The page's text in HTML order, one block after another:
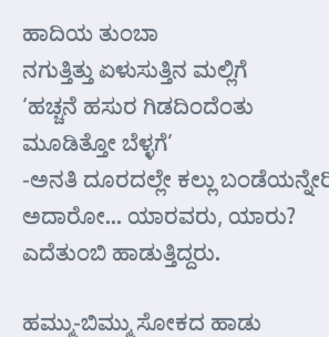
ಹಾದಿಯ ತುಂಬಾ
ನಗುತ್ತಿತ್ತು ಏಳುಸುತ್ತಿನ ಮಲ್ಲಿಗೆ
‘ಹಚ್ಚನೆ ಹಸುರ ಗಿಡದಿಂದೆಂತು
ಮೂಡಿತ್ತೋ ಬೆಳ್ಳಗೆ’
-ಅನತಿ ದೂರದಲ್ಲೇ ಕಲ್ಲು
ಅದಾರೋ… ಯಾರವರು, ಯಾರು?
ಎದೆತುಂಬಿ ಹಾಡುತ್ತಿದ್ದರು.
ಹಮ್ಮು-ಬಿಮ್ಮು ಸೋಕದ ಹಾಡು